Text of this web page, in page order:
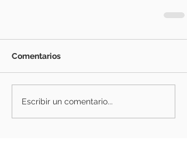
Comentarios
Escribir un comentario...